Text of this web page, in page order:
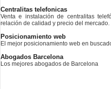
Centralitas telefonicas
Venta e instalación de centralitas
relación de calidad y precio del mercado.
Posicionamiento web
El mejor posicionamiento web en
Abogados Barcelona
Los mejores abogados de Barcelona